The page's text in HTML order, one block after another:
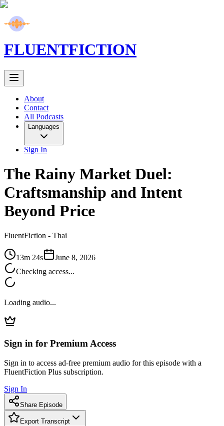
FLUENTFICTION
About
Contact
All Podcasts
Languages
Sign In
The Rainy Market Duel:
Craftsmanship and Intent
Beyond Price
FluentFiction - Thai
13m 24s
June 8, 2026
Checking access...
Loading audio...
Sign in for Premium Access
Sign in to access ad-free premium audio for this episode with a
FluentFiction Plus subscription.
Sign In
Share Episode
Export Transcript